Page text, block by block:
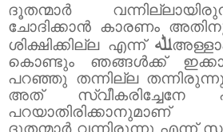
ദൂതന്മാർ
ചോദിക്കാൻ കാരണം
ശിക്ഷിക്കില്ല എന്ന് ﷲ
കൊണ്ടും ഞങ്ങൾക്ക്
പറഞ്ഞു തന്നില്ല
അത് സ്വീകരിച്ചേനേ
പറയാതിരിക്കാനുമാണ്
ദൂതന്മാർ വന്നിരുന്നു എന്ന്